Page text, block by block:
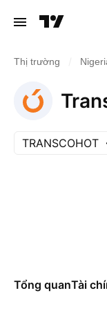
Thị trường
TRANSCOHOT
Tổng quanTài